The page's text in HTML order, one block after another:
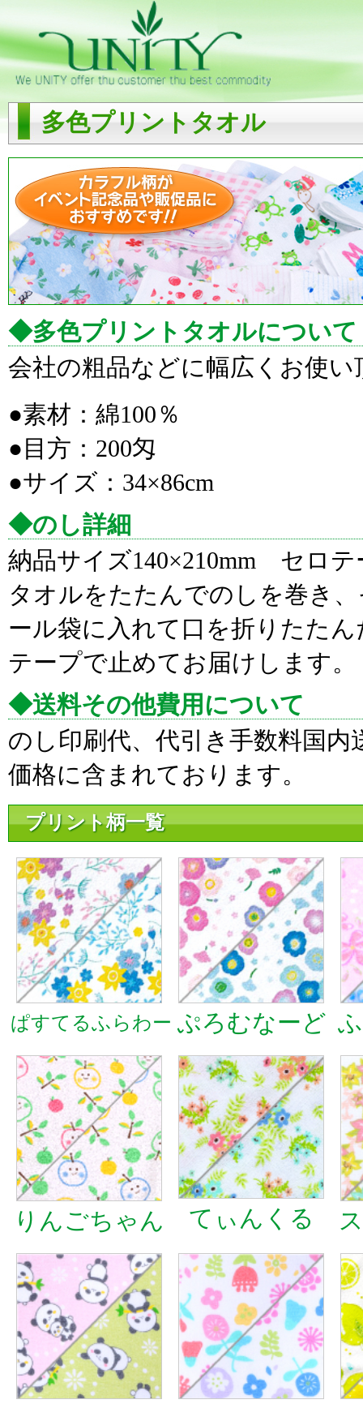
多色プリントタオル
◆多色プリントタオルについて
会社の粗品などに幅広くお使い
●素材：綿100％
●目方：200匁
●サイズ：34×86cm
◆のし詳細
納品サイズ140×210mm セロテ
タオルをたたんでのしを巻き
ール袋に入れて口を折りたた
テープで止めてお届けします。
◆送料その他費用について
のし印刷代、代引き手数料国内
価格に含まれております。
プリント柄一覧
ぱすてるふらわー ぷろむなーど
りんごちゃん てぃんくる